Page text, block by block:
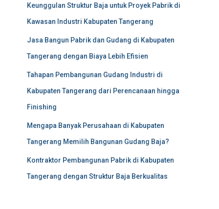
Keunggulan Struktur Baja untuk Proyek Pabrik di
Kawasan Industri Kabupaten Tangerang
Jasa Bangun Pabrik dan Gudang di Kabupaten
Tangerang dengan Biaya Lebih Efisien
Tahapan Pembangunan Gudang Industri di
Kabupaten Tangerang dari Perencanaan hingga
Finishing
Mengapa Banyak Perusahaan di Kabupaten
Tangerang Memilih Bangunan Gudang Baja?
Kontraktor Pembangunan Pabrik di Kabupaten
Tangerang dengan Struktur Baja Berkualitas